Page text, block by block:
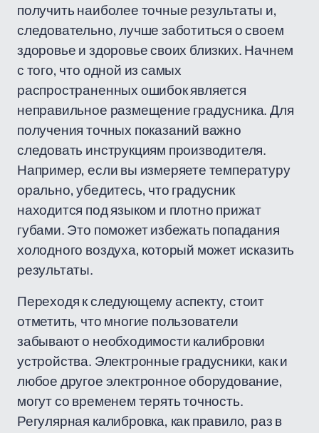
получить наиболее точные результаты и,
следовательно, лучше заботиться о своем
здоровье и здоровье своих близких. Начнем
с того, что одной из самых
распространенных ошибок является
неправильное размещение градусника. Для
получения точных показаний важно
следовать инструкциям производителя.
Например, если вы измеряете температуру
орально, убедитесь, что градусник
находится под языком и плотно прижат
губами. Это поможет избежать попадания
холодного воздуха, который может исказить
результаты.
Переходя к следующему аспекту, стоит
отметить, что многие пользователи
забывают о необходимости калибровки
устройства. Электронные градусники, как и
любое другое электронное оборудование,
могут со временем терять точность.
Регулярная калибровка, как правило, раз в